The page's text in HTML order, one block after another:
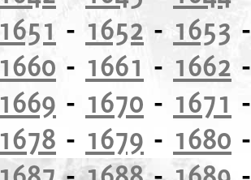
1651 - 1652 - 1653
1660 - 1661 - 1662
1669 - 1670 - 1671
1678 - 1679 - 1680